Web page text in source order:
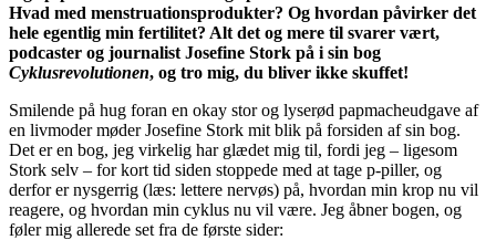
Hvad med menstruationsprodukter? Og hvordan påvirker det
hele egentlig min fertilitet? Alt det og mere til svarer vært,
podcaster og journalist Josefine Stork på i sin bog
Cyklusrevolutionen, og tro mig, du bliver ikke skuffet!
Smilende på hug foran en okay stor og lyserød papmacheudgave af
en livmoder møder Josefine Stork mit blik på forsiden af sin bog.
Det er en bog, jeg virkelig har glædet mig til, fordi jeg – ligesom
Stork selv – for kort tid siden stoppede med at tage p-piller, og
derfor er nysgerrig (læs: lettere nervøs) på, hvordan min krop nu vil
reagere, og hvordan min cyklus nu vil være. Jeg åbner bogen, og
føler mig allerede set fra de første sider: